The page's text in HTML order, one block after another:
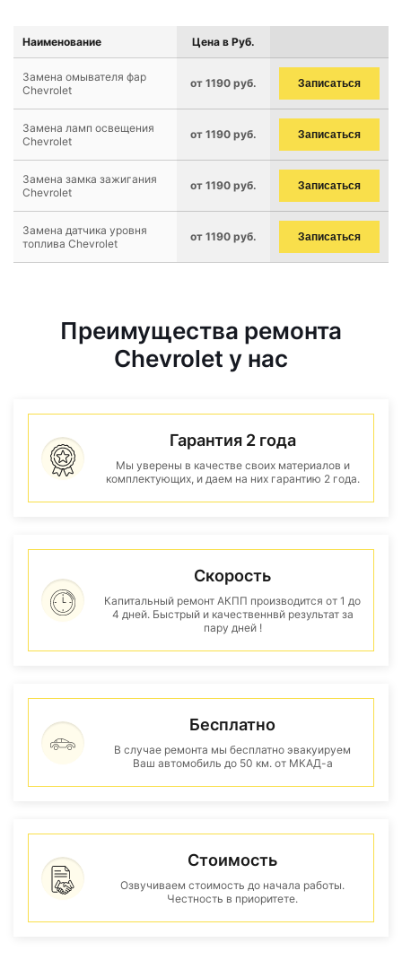
Наименование Цена в Руб.
Замена омывателя фар
Chevrolet
от 1190 руб. Записаться
Замена ламп освещения
Chevrolet
от 1190 руб. Записаться
Замена замка зажигания
Chevrolet
от 1190 руб. Записаться
Замена датчика уровня
топлива Chevrolet
от 1190 руб. Записаться
Преимущества ремонта
Chevrolet у нас
Гарантия 2 года
Мы уверены в качестве своих материалов и
комплектующих, и даем на них гарантию 2 года.
Скорость
Капитальный ремонт АКПП производится от 1 до
4 дней. Быстрый и качественнвй результат за
пару дней !
Бесплатно
В случае ремонта мы бесплатно эвакуируем
Ваш автомобиль до 50 км. от МКАД-а
Стоимость
Озвучиваем стоимость до начала работы.
Честность в приоритете.